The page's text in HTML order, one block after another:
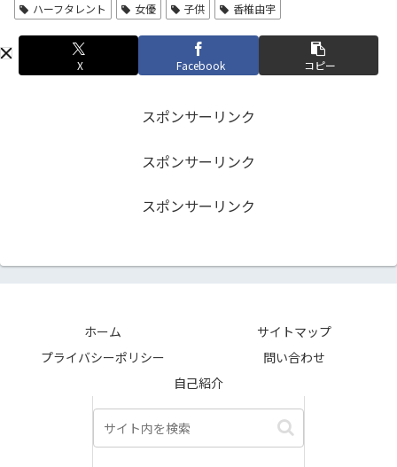
ハーフタレント 女優 子供 香椎由宇
X Facebook コピー
スポンサーリンク
スポンサーリンク
スポンサーリンク
ホーム
サイトマップ
プライバシーポリシー
問い合わせ
自己紹介